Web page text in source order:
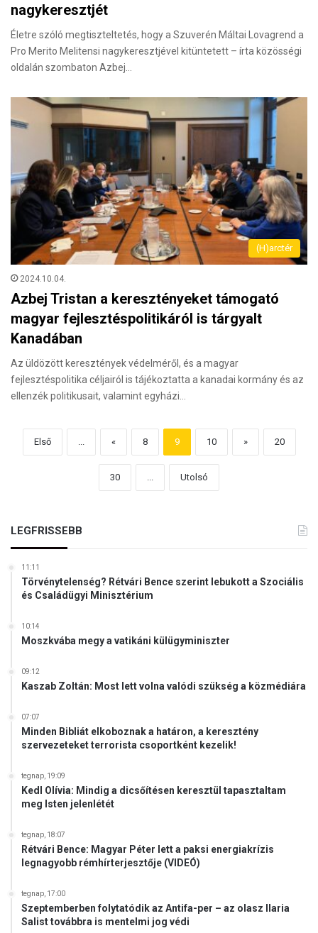
nagykeresztjét
Életre szóló megtiszteltetés, hogy a Szuverén Máltai Lovagrend a
Pro Merito Melitensi nagykeresztjével kitüntetett – írta közösségi
oldalán szombaton Azbej…
(H)arctér
2024.10.04.
Azbej Tristan a keresztényeket támogató
magyar fejlesztéspolitikáról is tárgyalt
Kanadában
Az üldözött keresztények védelméről, és a magyar
fejlesztéspolitika céljairól is tájékoztatta a kanadai kormány és az
ellenzék politikusait, valamint egyházi…
Első « 8 9 10 » 20
30 Utolsó
LEGFRISSEBB
11:11
Törvénytelenség? Rétvári Bence szerint lebukott a Szociális
és Családügyi Minisztérium
10:14
Moszkvába megy a vatikáni külügyminiszter
09:12
Kaszab Zoltán: Most lett volna valódi szükség a közmédiára
07:07
Minden Bibliát elkoboznak a határon, a keresztény
szervezeteket terrorista csoportként kezelik!
tegnap, 19:09
Kedl Olívia: Mindig a dicsőítésen keresztül tapasztaltam
meg Isten jelenlétét
tegnap, 18:07
Rétvári Bence: Magyar Péter lett a paksi energiakrízis
legnagyobb rémhírterjesztője (VIDEÓ)
tegnap, 17:00
Szeptemberben folytatódik az Antifa-per – az olasz Ilaria
Salist továbbra is mentelmi jog védi